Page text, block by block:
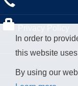
In order to
this website
By using our